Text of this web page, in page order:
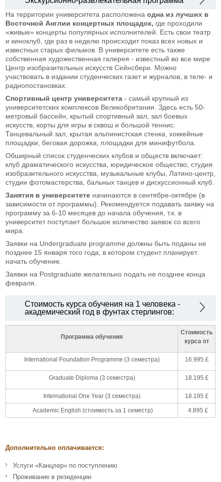
На территории университета расположена одна из лучших в
Восточной Англии концертных площадок, где проходили
«живые» концерты популярных исполнителей. Есть свои театр
и киноклуб, где раз в неделю происходит показ всех новых и
известных старых фильмов. В университете есть также
собственная художественная галерея - известный во все мире
Центр изобразительных искусств Сейнсбери. Можно
участвовать в издании студенческих газет и журналов, в теле- и
радиопостановках.
Спортивный центр университета - самый крупный из
университетских комплексов Великобритании. Здесь есть 50-
метровый бассейн, крытый спортивный зал, зал боевых
искусств, корты для игры в сквош и большой теннис.
Танцевальный зал, крытая альпинистская стенка, хоккейные
площадки, беговая дорожка, площадки для минифутбола.
Обширный список студенческих клубов и обществ включает:
клуб драматического искусства, юридическое общество, студия
изобразительного искусства, музыкальные клубы, Латино-центр,
студии фотомастерства, бальных танцев и дискуссионный клуб.
Занятия в университете начинаются в сентябре-октябре (в
зависимости от программы). Рекомендуется подавать заявку на
программу за 6-10 месяцев до начала обучения, т.к. в
университет поступает большое количество заявок со всего
мира.
Заявки на Undergraduate programme должны быть поданы не
позднее 15 января того года, в котором студент планирует
начать обучение.
Заявки на Postgraduate желательно подать не позднее конца
февраля.
Стоимость курса обучения на 1 человека -
академический год в фунтах стерлингов:
Программа обучения
Стоимость
курса от
International Foundation Programme (3 семестра) 16.995 £
Graduate Diploma (3 семестра) 18.195 £
International One Year (3 семестра) 18.195 £
Academic English (стоимость за 1 семестр) 4.895 £
Дополнительно оплачивается:
Услуги «Канцлер» по поступлению
Проживание в резиденции